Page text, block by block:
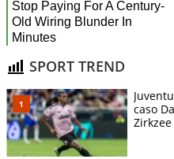
SPORT TREND
caso